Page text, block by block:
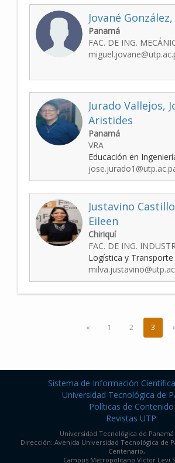
Jované
Panamá
FAC. DE ING.
Jurado Vallejos,
Aristides
Panamá
VRA
Educación en
Justavino
Eileen
Chiriquí
FAC. DE ING.
Logística y Transporte
« 1 2 3
Sistema de Información
Universidad Tecnológica de
Políticas de Contenido
Revistas UTP
Universidad Tecnológica de Panamá
Dirección: Avenida Universidad Tecnológica de
Centenario,
Campus Metropolitano Víctor Levi